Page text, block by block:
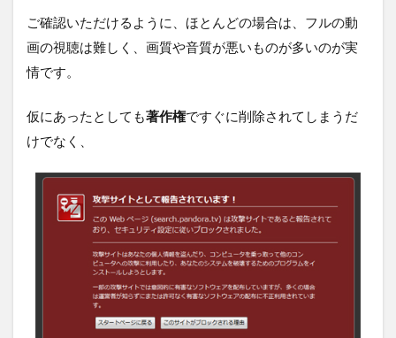
ご確認いただけるように、ほとんどの場合は、フルの動
画の視聴は難しく、画質や音質が悪いものが多いのが実
情です。
仮にあったとしても著作権ですぐに削除されてしまうだ
けでなく、